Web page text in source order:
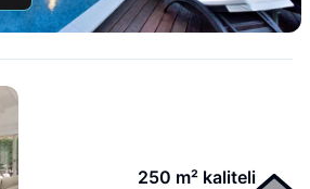
250 m² kaliteli